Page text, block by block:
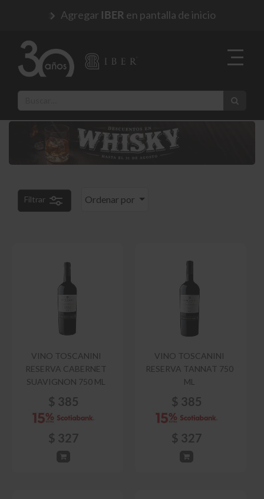
Agregar IBER en pantalla de inicio
Ordenar por
Filtrar
VINO TOSCANINI
RESERVA CABERNET
SUAVIGNON 750 ML
$ 385
$ 327
VINO TOSCANINI
RESERVA TANNAT 750
ML
$ 385
$ 327